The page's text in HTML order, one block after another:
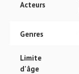
Acteurs
Genres
Limite
d'âge